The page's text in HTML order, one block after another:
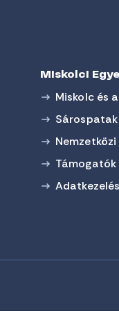
Miskolci
Miskolc és
Támogatók